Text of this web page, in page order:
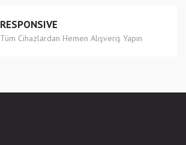
RESPONSIVE
Tüm Cihazlardan Hemen Alışveriş Yapın